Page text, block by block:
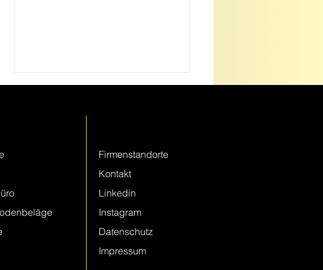
Drohnen in der Vermessung –
gefährlichen Höhen
Firmenstandorte
Kontakt
Linkedin
Instagram
Datenschutz
Impressum